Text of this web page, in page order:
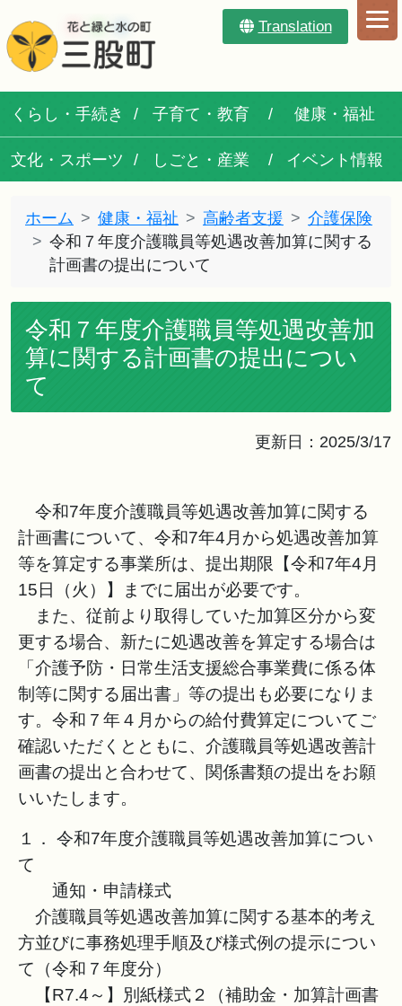
Translation
くらし・手続き 子育て・教育 健康・福祉
文化・スポーツ しごと・産業 イベント情報
ホーム 健康・福祉 高齢者支援
介護保険
令和７年度介護職員等処遇改善加算に関する
計画書の提出について
令和７年度介護職員等処遇改善加
算に関する計画書の提出につい
て
更新日：2025/3/17
令和7年度介護職員等処遇改善加算に関する
計画書について、令和7年4月から処遇改善加算
等を算定する事業所は、提出期限【令和7年4月
15日（火）】までに届出が必要です。
また、従前より取得していた加算区分から変
更する場合、新たに処遇改善を算定する場合は
「介護予防・日常生活支援総合事業費に係る体
制等に関する届出書」等の提出も必要になりま
す。令和７年４月からの給付費算定についてご
確認いただくとともに、介護職員等処遇改善計
画書の提出と合わせて、関係書類の提出をお願
いいたします。
１． 令和7年度介護職員等処遇改善加算につい
て
通知・申請様式
介護職員等処遇改善加算に関する基本的考え
方並びに事務処理手順及び様式例の提示につい
て（令和７年度分）
【R7.4～】別紙様式２（補助金・加算計画書